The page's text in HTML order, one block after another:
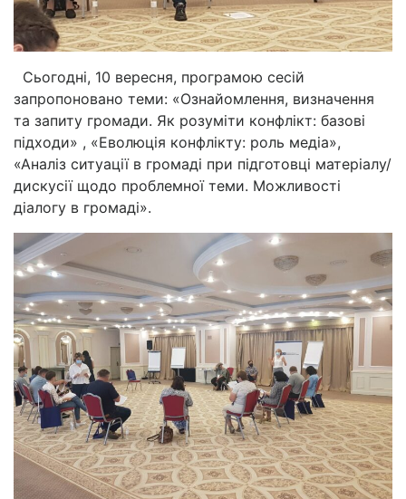
Сьогодні, 10 вересня, програмою сесій
запропоновано теми: «Ознайомлення, визначення
та запиту громади. Як розуміти конфлікт: базові
підходи» , «Еволюція конфлікту: роль медіа»,
«Аналіз ситуації в громаді при підготовці матеріалу/
дискусії щодо проблемної теми. Можливості
діалогу в громаді».